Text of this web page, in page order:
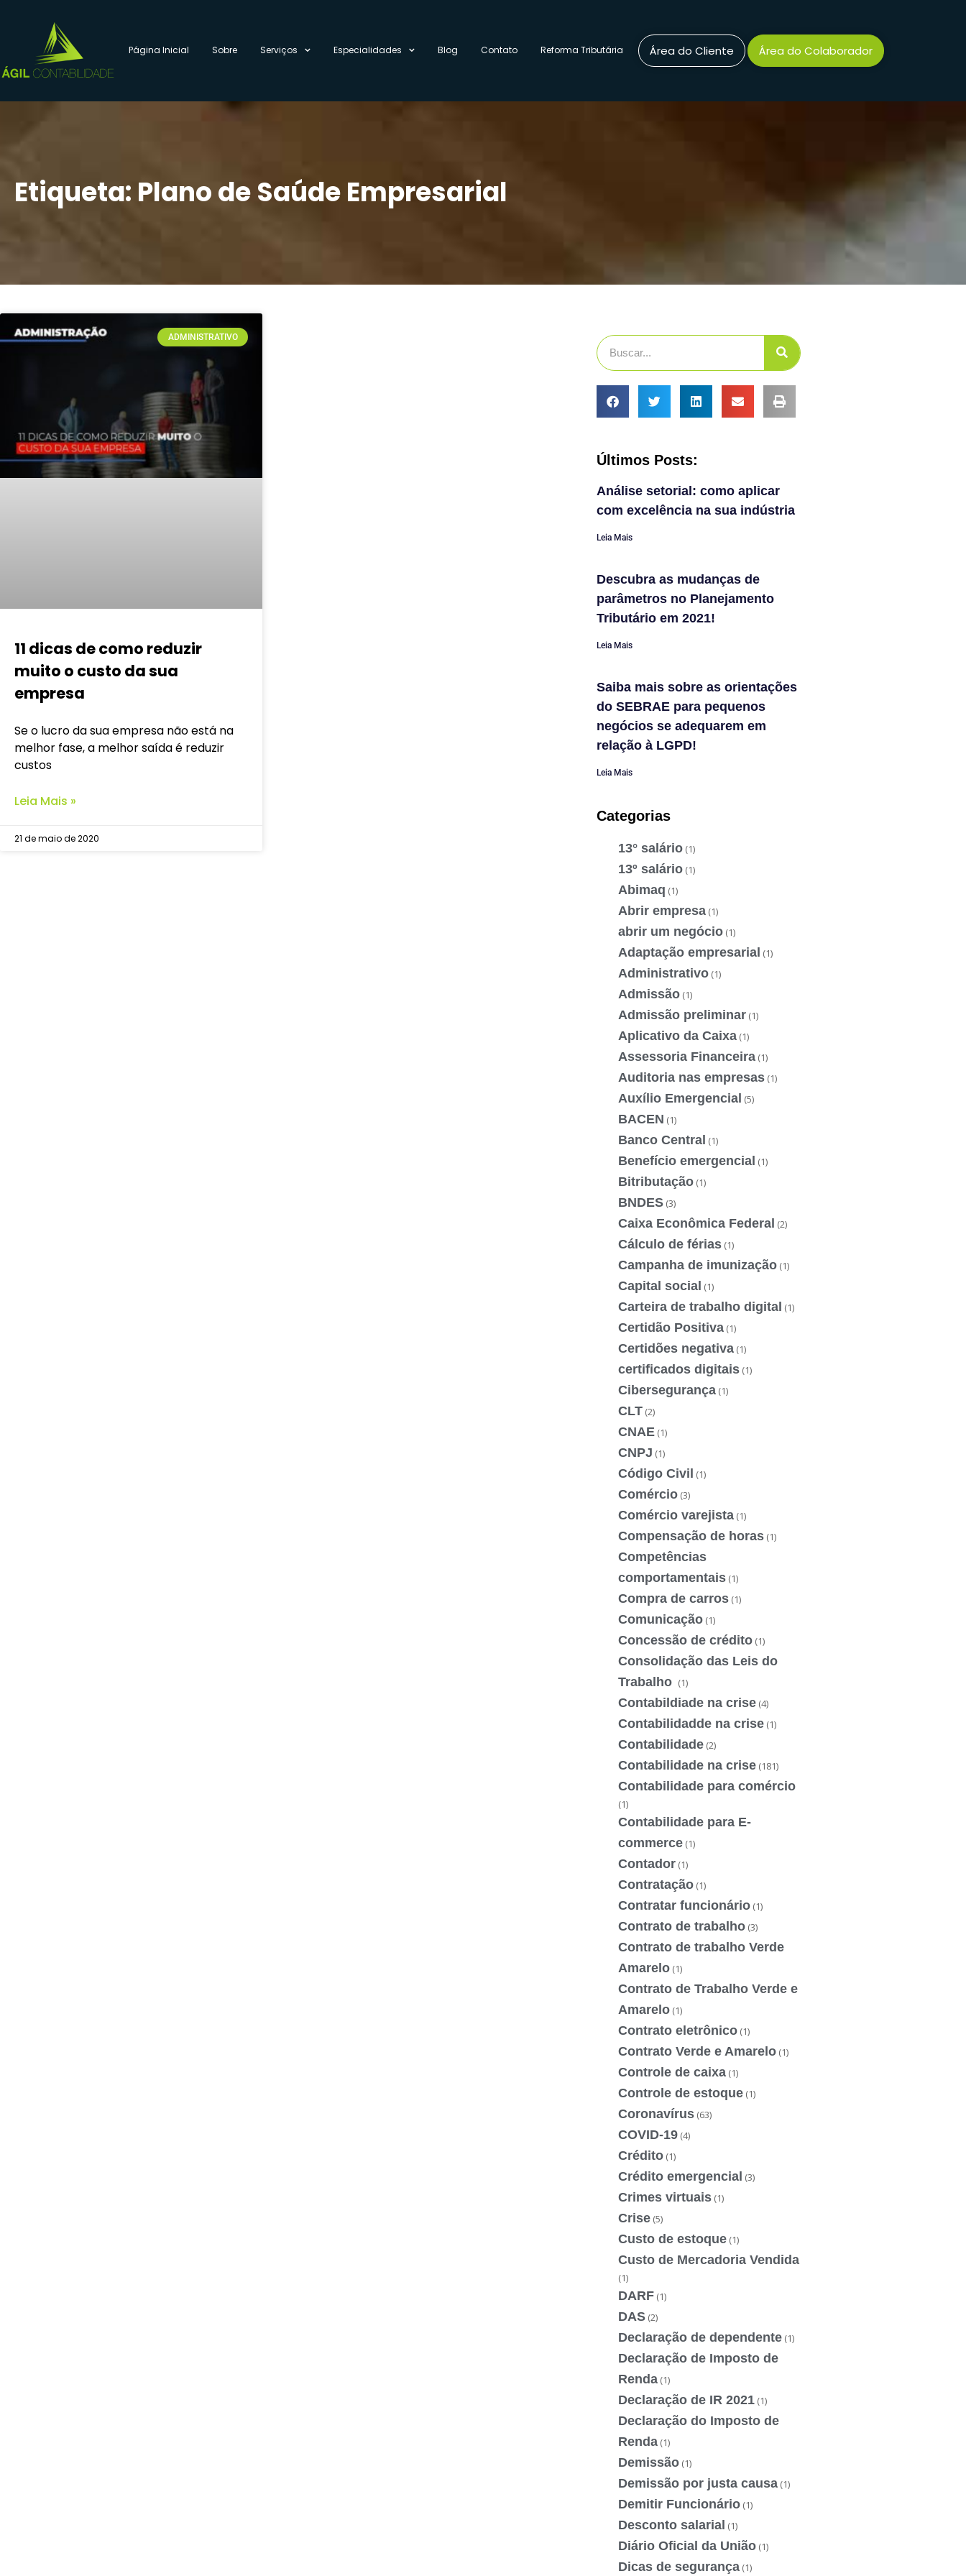
Página Inicial Sobre Serviços Especialidades Blog Contato Reforma Tributária Área do Cliente Área do Colaborador
Etiqueta: Plano de Saúde Empresarial
ADMINISTRATIVO
11 dicas de como reduzir
muito o custo da sua
empresa
Se o lucro da sua empresa não está na
melhor fase, a melhor saída é reduzir
custos
Leia Mais »
21 de maio de 2020
Últimos Posts:
Análise setorial: como aplicar
com excelência na sua indústria
Leia Mais
Descubra as mudanças de
parâmetros no Planejamento
Tributário em 2021!
Leia Mais
Saiba mais sobre as orientações
do SEBRAE para pequenos
negócios se adequarem em
relação à LGPD!
Leia Mais
Categorias
13° salário (1)
13º salário (1)
Abimaq (1)
Abrir empresa (1)
abrir um negócio (1)
Adaptação empresarial (1)
Administrativo (1)
Admissão (1)
Admissão preliminar (1)
Aplicativo da Caixa (1)
Assessoria Financeira (1)
Auditoria nas empresas (1)
Auxílio Emergencial (5)
BACEN (1)
Banco Central (1)
Benefício emergencial (1)
Bitributação (1)
BNDES (3)
Caixa Econômica Federal (2)
Cálculo de férias (1)
Campanha de imunização (1)
Capital social (1)
Carteira de trabalho digital (1)
Certidão Positiva (1)
Certidões negativa (1)
certificados digitais (1)
Cibersegurança (1)
CLT (2)
CNAE (1)
CNPJ (1)
Código Civil (1)
Comércio (3)
Comércio varejista (1)
Compensação de horas (1)
Competências
comportamentais (1)
Compra de carros (1)
Comunicação (1)
Concessão de crédito (1)
Consolidação das Leis do
Trabalho (1)
Contabildiade na crise (4)
Contabilidadde na crise (1)
Contabilidade (2)
Contabilidade na crise (181)
Contabilidade para comércio
(1)
Contabilidade para E-
commerce (1)
Contador (1)
Contratação (1)
Contratar funcionário (1)
Contrato de trabalho (3)
Contrato de trabalho Verde
Amarelo (1)
Contrato de Trabalho Verde e
Amarelo (1)
Contrato eletrônico (1)
Contrato Verde e Amarelo (1)
Controle de caixa (1)
Controle de estoque (1)
Coronavírus (63)
COVID-19 (4)
Crédito (1)
Crédito emergencial (3)
Crimes virtuais (1)
Crise (5)
Custo de estoque (1)
Custo de Mercadoria Vendida
(1)
DARF (1)
DAS (2)
Declaração de dependente (1)
Declaração de Imposto de
Renda (1)
Declaração de IR 2021 (1)
Declaração do Imposto de
Renda (1)
Demissão (1)
Demissão por justa causa (1)
Demitir Funcionário (1)
Desconto salarial (1)
Diário Oficial da União (1)
Dicas de segurança (1)